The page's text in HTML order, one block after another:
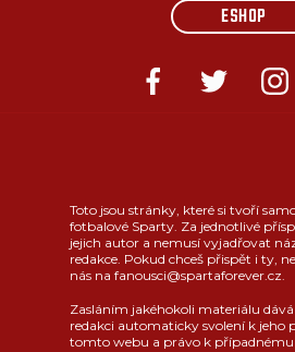
ESHOP
Toto jsou stránky, které si tvoří
fotbalové Sparty. Za jednotlivé
jejich autor a nemusí vyjadřovat
redakce. Pokud chceš přispět i ty,
nás na fanousci@spartaforever.cz.
Zasláním jakéhokoli materiálu dává
redakci automaticky svolení k jeho
tomto webu a právo k